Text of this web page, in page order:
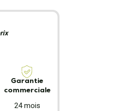
Garantie
commerciale
24 mois